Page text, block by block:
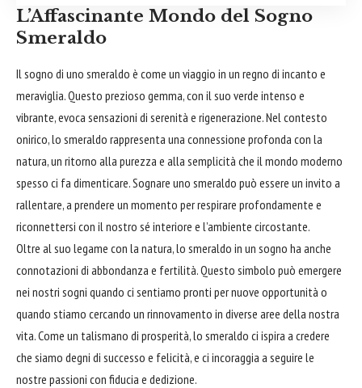
L’Affascinante Mondo del Sogno
Smeraldo
Il sogno di uno smeraldo è come un viaggio in un regno di incanto e
meraviglia. Questo prezioso gemma, con il suo verde intenso e
vibrante, evoca sensazioni di serenità e rigenerazione. Nel contesto
onirico, lo smeraldo rappresenta una connessione profonda con la
natura, un ritorno alla purezza e alla semplicità che il mondo moderno
spesso ci fa dimenticare. Sognare uno smeraldo può essere un invito a
rallentare, a prendere un momento per respirare profondamente e
riconnettersi con il nostro sé interiore e l’ambiente circostante.
Oltre al suo legame con la natura, lo smeraldo in un sogno ha anche
connotazioni di abbondanza e fertilità. Questo simbolo può emergere
nei nostri sogni quando ci sentiamo pronti per nuove opportunità o
quando stiamo cercando un rinnovamento in diverse aree della nostra
vita. Come un talismano di prosperità, lo smeraldo ci ispira a credere
che siamo degni di successo e felicità, e ci incoraggia a seguire le
nostre passioni con fiducia e dedizione.